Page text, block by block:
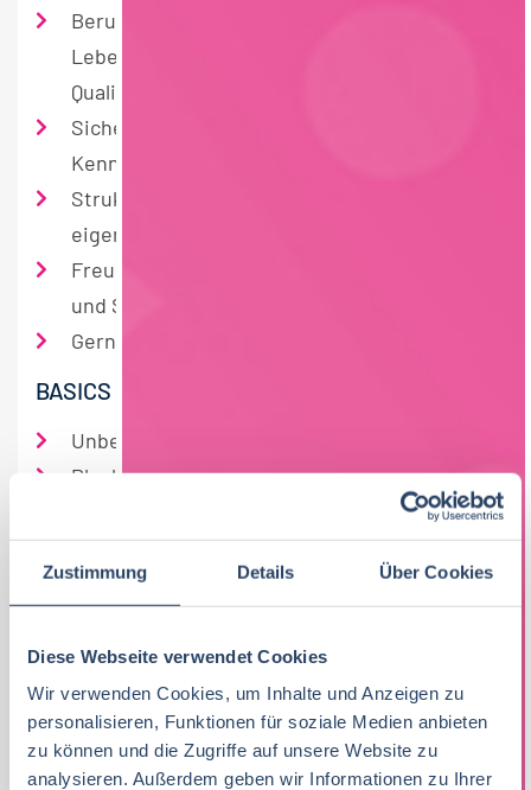
Zustimmung Details Über Cookies
Diese Webseite verwendet Cookies
Wir verwenden Cookies, um Inhalte und Anzeigen zu
personalisieren, Funktionen für soziale Medien anbieten
zu können und die Zugriffe auf unsere Website zu
analysieren. Außerdem geben wir Informationen zu Ihrer
Berufserfahrung in der
Lebensmittelindustrie, idealerweise in
Qualitätssicherung oder Laborumfeld
Sicherer Umgang mit MS Office, SAP
Kenntnisse sind ein Plus
Strukturierte, sorgfältige und
eigenverantwortliche Arbeitsweise
Freude an Teamarbeit sowie an Schulungs-
und Schnittstellenaufgaben
Gerne auch Wiedereinsteiger*innen
BASICS & BENEFITS
Unbefristetes Arbeitsverhältnis in Teilzeit
Planbare Arbeitszeiten und gute
Vereinbarkeit von Beruf & Privatleben
30 Tage Jahresurlaub (anteilig)
13. Bruttomonatslohn & Urlaubsgeld
Dienstradleasing
Brot2Go von unserem Bäcker, Wasser &
Kaffee for free
Strukturierte und umfassende Einarbeitung